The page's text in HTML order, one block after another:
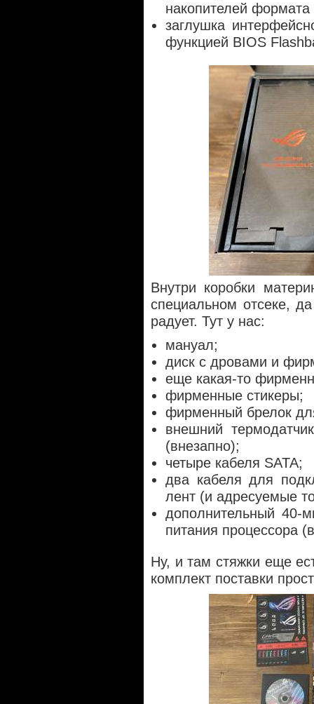
накопителей
заглушка
функцией BIOS
Внутри коробки
специальном отсеке,
радует. Тут у нас:
мануал;
диск с дровами и
еще какая-то
фирменные стикеры;
фирменный брелок
внешний
(внезапно);
четыре кабеля SATA;
два кабеля для
лент (и адресуемые
дополнительный 40-
питания процессора
Ну, и там стяжки еще
комплект поставки